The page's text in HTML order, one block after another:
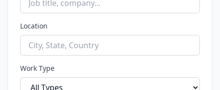
Location
Work Type